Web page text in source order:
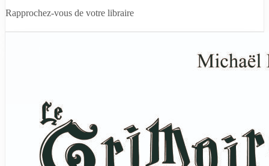
Rapprochez-vous de votre libraire